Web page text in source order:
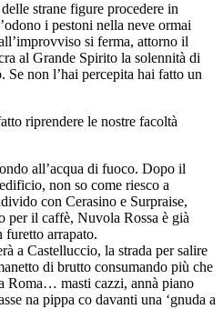
strane figure procedere in
i pestoni nella neve ormai
si ferma, attorno il
al Grande Spirito la solennità di
Se non l’hai percepita hai fatto un
riprendere le nostre facoltà
all’acqua di fuoco. Dopo il
non so come riesco a
con Cerasino e Surpraise,
per il caffè, Nuvola Rossa è già
furetto arrapato.
a Castelluccio, la strada per salire
di brutto consumando più che
Roma… masti cazzi, annà piano
na pippa co davanti una ‘gnuda a